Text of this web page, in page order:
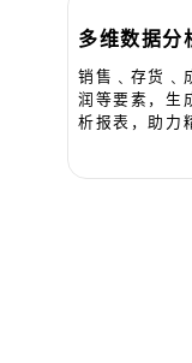
多维数据分
销售﹑存货﹑
润等要素，生
析报表，助力